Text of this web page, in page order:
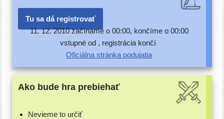
Tu sa dá registrovať
11. 12. 2010 začí­na­me o 00:00, kon­čí­me o 00:00
vstup­né od , regis­trá­cia končí
Oficiálna strán­ka podujatia
Ako bude hra prebiehať
Nevieme to určiť